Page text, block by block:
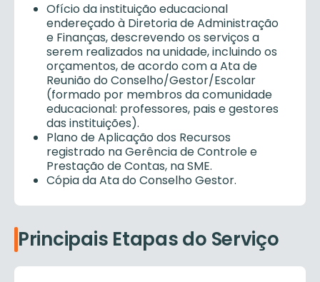
Ofício da instituição educacional
endereçado à Diretoria de Administração
e Finanças, descrevendo os serviços a
serem realizados na unidade, incluindo os
orçamentos, de acordo com a Ata de
Reunião do Conselho/Gestor/Escolar
(formado por membros da comunidade
educacional: professores, pais e gestores
das instituições).
Plano de Aplicação dos Recursos
registrado na Gerência de Controle e
Prestação de Contas, na SME.
Cópia da Ata do Conselho Gestor.
Principais Etapas do Serviço